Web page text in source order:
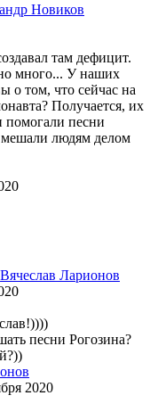
Новиков
там дефицит.
много... У наших
о том, что сейчас на
Получается, их
песни
мешали людям делом
Вячеслав Ларионов
песни Рогозина?
2020